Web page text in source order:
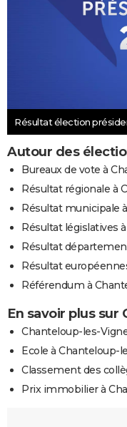
Résultat élection
Autour des
Bureaux de vote à
Résultat régionale à
Résultat municipale
Résultat législatives
Résultat
Résultat
Référendum à
En savoir plus sur
Chanteloup-les-
Ecole à Chanteloup-
Classement des
Prix immobilier à